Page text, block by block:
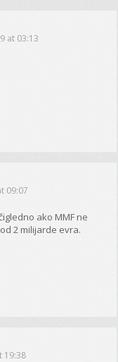
at 03:13
09:07
ako MMF ne
2 milijarde evra.
19:38